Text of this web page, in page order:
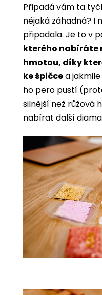
Připadá vám ta
nějaká záhadná? I
připadala. Je to v
kterého nabíráte
hmotou, díky
ke špičcea
ho pero pustí
silnější než růžová
nabírat další